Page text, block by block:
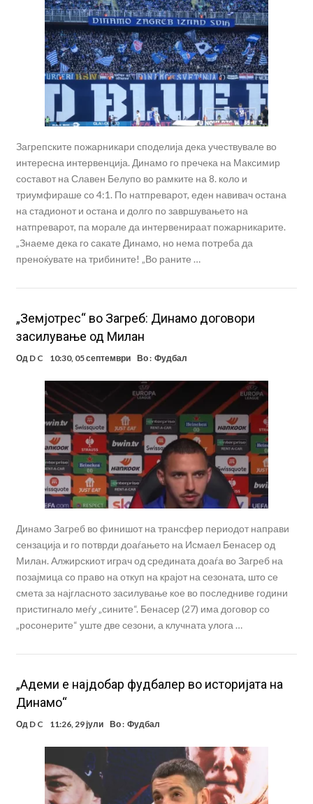
Загрепските пожарникари споделија дека учествувале во
интересна интервенција. Динамо го пречека на Максимир
составот на Славен Белупо во рамките на 8. коло и
триумфираше со 4:1. По натпреварот, еден навивач остана
на стадионот и остана и долго по завршувањето на
натпреварот, па морале да интервенираат пожарникарите.
„Знаеме дека го сакате Динамо, но нема потреба да
преноќувате на трибините! „Во раните …
„Земјотрес“ во Загреб: Динамо договори
засилување од Милан
Од D C 10:30, 05 септември Во : Фудбал
Динамо Загреб во финишот на трансфер периодот направи
сензација и го потврди доаѓањето на Исмаел Бенасер од
Милан. Алжирскиот играч од средината доаѓа во Загреб на
позајмица со право на откуп на крајот на сезоната, што се
смета за најгласното засилување кое во последниве години
пристигнало меѓу „сините“. Бенасер (27) има договор со
„росонерите“ уште две сезони, а клучната улога …
„Адеми е најдобар фудбалер во историјата на
Динамо“
Од D C 11:26, 29 јули Во : Фудбал